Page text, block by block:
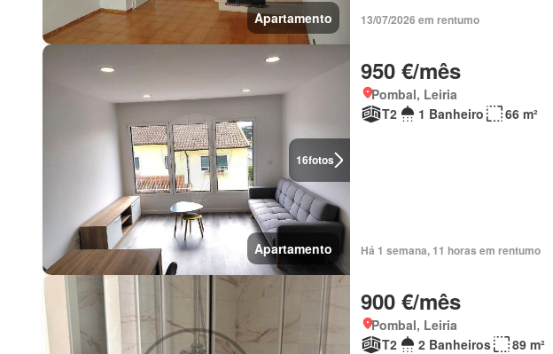
Apartamento 13/07/2026 em rentumo
16fotos
Apartamento
950 €/mês
Pombal, Leiria
T2
1 Banheiro 66 m²
Há 1 semana, 11 horas em rentumo
900 €/mês
Pombal, Leiria
T2
2 Banheiros 89 m²